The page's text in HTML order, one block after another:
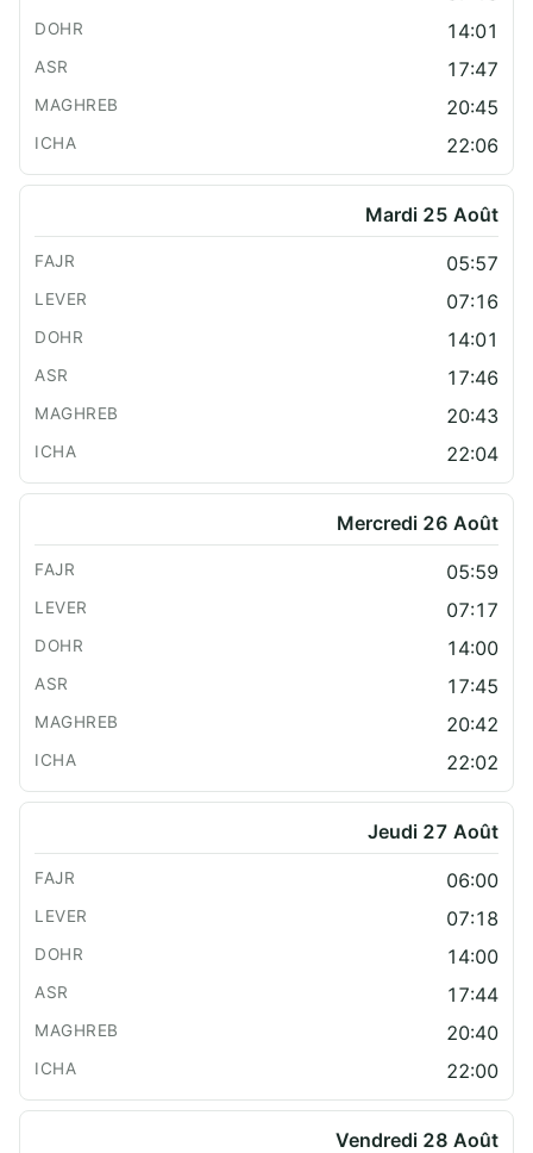
14:01
17:47
20:45
22:06
Mardi 25 Août
05:57
07:16
14:01
17:46
20:43
22:04
Mercredi 26 Août
05:59
07:17
14:00
17:45
20:42
22:02
Jeudi 27 Août
06:00
07:18
14:00
17:44
20:40
22:00
Vendredi 28 Août